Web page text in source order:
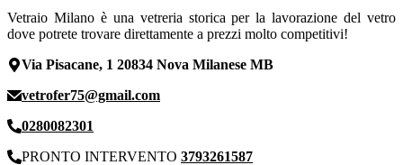
Vetraio Milano è una vetreria storica per la lavorazione del vetro
dove potrete trovare direttamente a prezzi molto competitivi!
Via Pisacane, 1 20834 Nova Milanese MB
vetrofer75@gmail.com
0280082301
PRONTO INTERVENTO 3793261587